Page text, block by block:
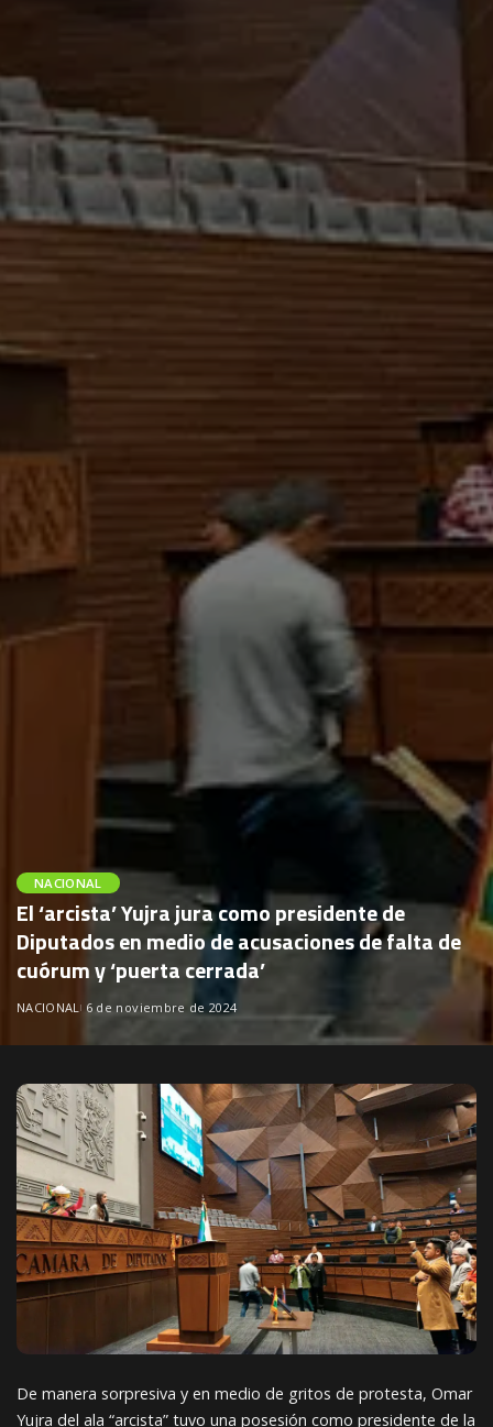
NACIONAL
El ‘arcista’ Yujra jura como presidente de
Diputados en medio de acusaciones de falta de
cuórum y ‘puerta cerrada’
NACIONAL 6 de noviembre de 2024
De manera sorpresiva y en medio de gritos de protesta, Omar
Yujra del ala “arcista” tuvo una posesión como presidente de la